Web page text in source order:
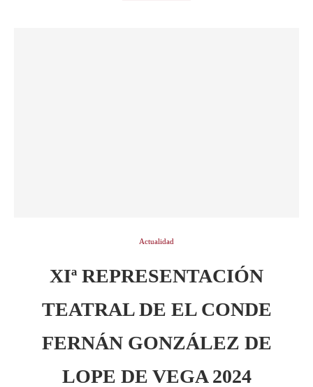
Actualidad
XIª REPRESENTACIÓN
TEATRAL DE EL CONDE
FERNÁN GONZÁLEZ DE
LOPE DE VEGA 2024